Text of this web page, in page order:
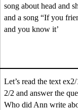
song about head and
and a song “If you
and you know it’
Let’s read the text
2/2 and answer the
Who did Ann write